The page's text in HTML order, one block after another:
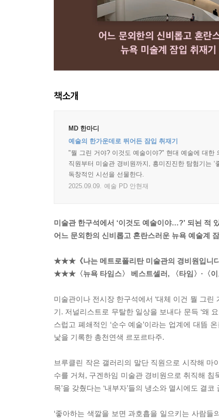
책소개
MD 한마디
예술의 한가운데로 뛰어든 잠입 취재기
"뭘 그린 거야? 이것도 예술이야?" 현대 예술에 대
직원부터 미술관 경비원까지, 흥미진진한 탐험기는
독창적인 시선을 선물한다.
2025.09.09. 예술 PD 안현재
미술관 한구석에서 ‘이것도 예술이야…?’ 되뇐 적
어느 문외한의 신비롭고 혼란스러운 뉴욕 예술계
★★★《나는 메트로폴리탄 미술관의 경비원입니
★★★〈뉴욕 타임스〉 베스트셀러, 〈타임〉·〈
미술관이나 전시장 한구석에서 ‘대체 이건 뭘 그
기. 저널리스트로 무탈한 일상을 보내다 문득 ‘왜
스럽고 폐쇄적인 ‘순수 예술’이라는 업계에 대뜸
낯을 기록한 총천연색 르포르타주.
브루클린 작은 갤러리의 말단 직원으로 시작해
수를 거쳐, 구겐하임 미술관 경비원으로 취직해
목’을 갖췄다는 ‘내부자’들의 냉소와 멸시에도 결
‘좋아하는 색깔을 보면 과호흡을 일으키는 사람